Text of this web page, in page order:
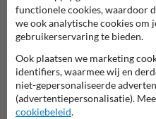
F serie: Aanwijzingsborden
functionele cookies, waardoor
we ook analytische cookies om
gebruikerservaring te bieden.
Ook plaatsen we marketing
identifiers, waarmee wij en
niet-gepersonaliseerde
(advertentiepersonalisatie).
cookiebeleid.